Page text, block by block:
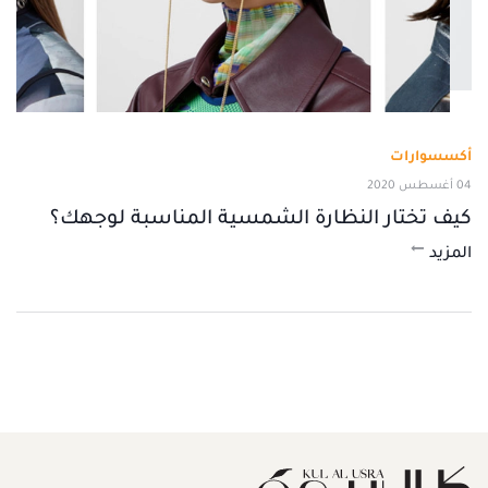
أكسسوارات
04 أغسطس 2020
كيف تختار النظارة الشمسية المناسبة لوجهك؟
المزيد